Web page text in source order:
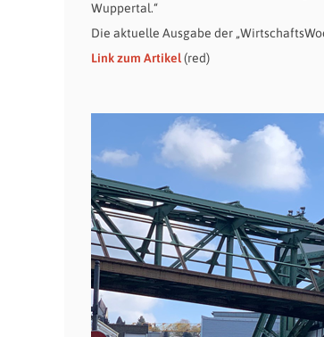
Wuppertal.“
Die aktuelle Ausgabe der
Link zum Artikel(red)